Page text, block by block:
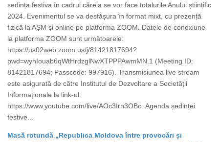
ședința festiva în cadrul căreia se vor face totalurile Anului științific
2024. Evenimentul se va desfășura în format mixt, cu prezență
fizică la AȘM și online pe platforma ZOOM. Datele de conexiune
la platforma ZOOM sunt următoarele:
https://us02web.zoom.us/j/81421817694?
pwd=wyhIouab6qWtHrdzglNwXTPPPAwmMN.1 (Meeting ID:
81421817694; Passcode: 997916). Transmisiunea live stream
este asigurată de către Institutul de Dezvoltare a Societății
Informaționale la link-ul:
https://www.youtube.com/live/AOc3Irn3OBo. Agenda ședinței
festive...
Masă rotundă „Republica Moldova între provocări și